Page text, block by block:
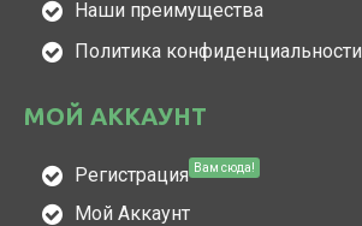
Наши преимущества
Политика конфиденциальности
МОЙ АККАУНТ
Регистрация Вам сюда!
Мой Аккаунт